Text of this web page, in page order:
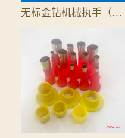
无标金钻机械执手（全铝配件）